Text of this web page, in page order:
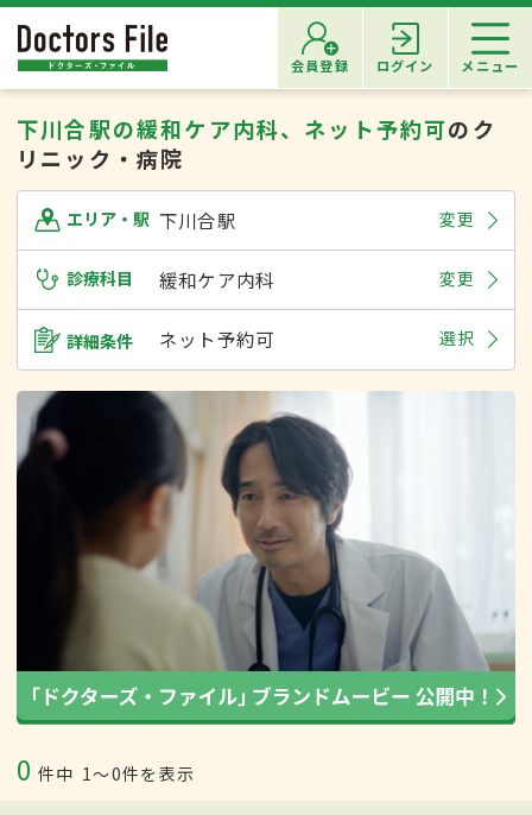
会員登録 ログイン メニュー
下川合駅の緩和ケア内科、ネット予約可のク
リニック・病院
エリア・駅 下川合駅 変更
診療科目 緩和ケア内科 変更
詳細条件 ネット予約可 選択
0 件中 1〜0件を表示